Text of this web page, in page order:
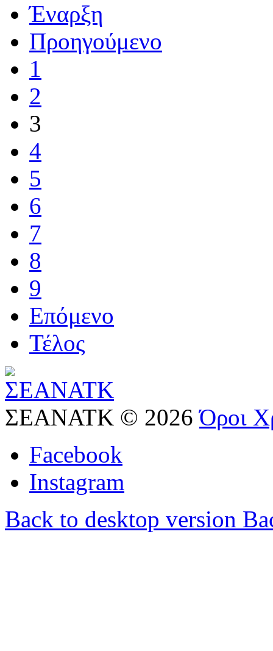
Έναρξη
Προηγούμενο
1
2
3
4
5
6
7
8
9
Επόμενο
Τέλος
ΣΕΑΝΑΤΚ © 2026 Όροι
Facebook
Instagram
Back to desktop version